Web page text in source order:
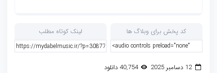
کد پخش برای وبلاگ ها لینک کوتاه مطلب
12 دسامبر 2025 40,754 دانلود